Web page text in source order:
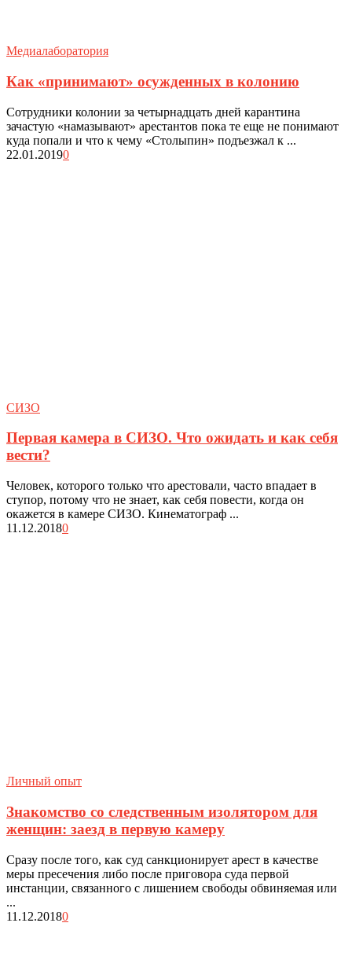
Медиалаборатория
Как «принимают» осужденных в колонию
Сотрудники колонии за четырнадцать дней карантина
зачастую «намазывают» арестантов пока те еще не понимают
куда попали и что к чему «Столыпин» подъезжал к ...
22.01.20190
СИЗО
Первая камера в СИЗО. Что ожидать и как себя
вести?
Человек, которого только что арестовали, часто впадает в
ступор, потому что не знает, как себя повести, когда он
окажется в камере СИЗО. Кинематограф ...
11.12.20180
Личный опыт
Знакомство со следственным изолятором для
женщин: заезд в первую камеру
Сразу после того, как суд санкционирует арест в качестве
меры пресечения либо после приговора суда первой
инстанции, связанного с лишением свободы обвиняемая или
...
11.12.20180